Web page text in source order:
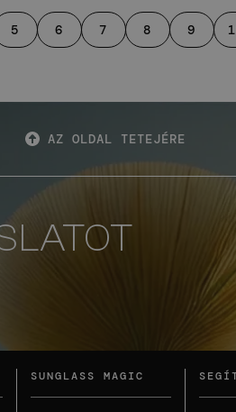
5 6 7 8 9
AZ OLDAL TETEJÉRE
SUNGLASS MAGIC